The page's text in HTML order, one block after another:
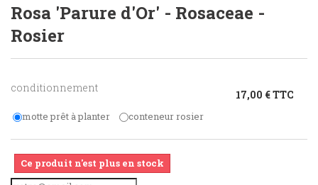
Rosa 'Parure d'Or' - Rosaceae -
Rosier
17,00 € TTC
conditionnement
motte prêt à planter conteneur rosier
Ce produit n'est plus en stock